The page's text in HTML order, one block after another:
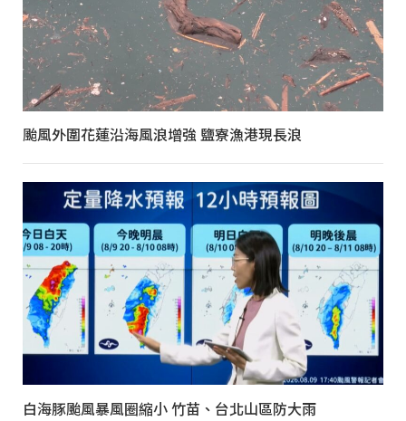
颱風外圍花蓮沿海風浪增強 鹽寮漁港現長浪
白海豚颱風暴風圈縮小 竹苗、台北山區防大雨